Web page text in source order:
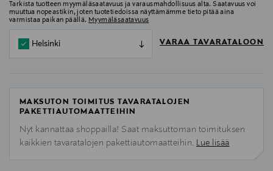
Tarkista tuotteen myymäläsaatavuus ja varausmahdollisuus alta. Saatavuus voi
muuttua nopeastikin, joten tuotetiedoissa näyttämämme tieto pitää aina
varmistaa paikan päällä. Myymäläsaatavuus
Helsinki VARAA TAVARATALOON
MAKSUTON TOIMITUS TAVARATALOJEN
PAKETTIAUTOMAATTEIHIN
Nyt kannattaa shoppailla! Saat maksuttoman toimituksen
kaikkien tavaratalojen pakettiautomaatteihin. Lue lisää